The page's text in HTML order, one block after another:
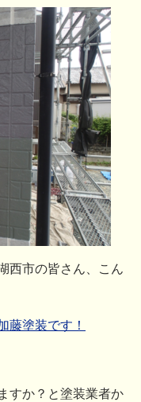
西市の皆さん、こん
藤塗装です！
すか？と塗装業者か